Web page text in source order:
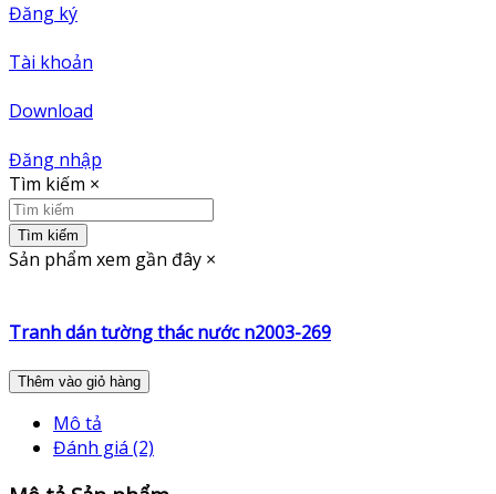
Đăng ký
Tài khoản
Download
Đăng nhập
Tìm kiếm ×
Tìm kiếm
Sản phẩm xem gần đây ×
Tranh dán tường thác nước n2003-269
Thêm vào giỏ hàng
Mô tả
Đánh giá (2)